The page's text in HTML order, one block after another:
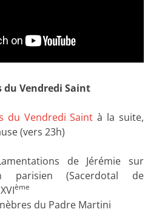
du Vendredi Saint
du Vendredi Saint à la suite,
(vers 23h)
de Jérémie sur
parisien (Sacerdotal de
ème
du Padre Martini